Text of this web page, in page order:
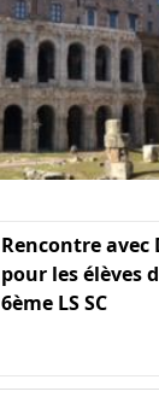
Rencontre
pour les élèves
6ème LS SC